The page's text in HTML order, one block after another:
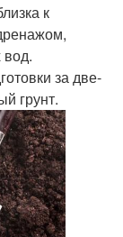
к
вод.
за две-
грунт.